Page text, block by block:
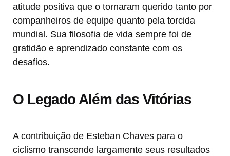
atitude positiva que o tornaram querido tanto por
companheiros de equipe quanto pela torcida
mundial. Sua filosofia de vida sempre foi de
gratidão e aprendizado constante com os
desafios.
O Legado Além das Vitórias
A contribuição de Esteban Chaves para o
ciclismo transcende largamente seus resultados